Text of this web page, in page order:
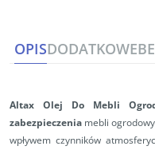
OPISDODATKOWE
Altax Olej Do Mebli
zabezpieczenia mebli
wpływem czynników